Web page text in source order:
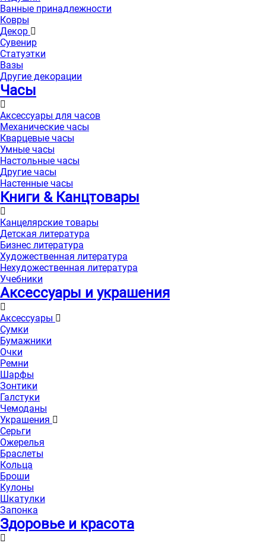
Ванные принадлежности
Ковры
Декор
Сувенир
Статуэтки
Вазы
Другие декорации
Часы
Аксессуары для часов
Механические часы
Кварцевые часы
Умные часы
Настольные часы
Другие часы
Настенные часы
Книги & Канцтовары
Канцелярские товары
Детская литература
Бизнес литература
Художественная литература
Нехудожественная литература
Учебники
Аксессуары и украшения
Аксессуары
Сумки
Бумажники
Очки
Ремни
Шарфы
Зонтики
Галстуки
Чемоданы
Украшения
Серьги
Ожерелья
Браслеты
Кольца
Броши
Кулоны
Шкатулки
Запонка
Здоровье и красота